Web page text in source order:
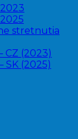
stretnutia
CZ (2023)
SK (2025)